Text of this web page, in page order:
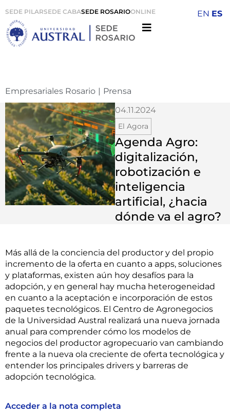
SEDE PILARSEDE CABASEDE ROSARIOONLINE
Empresariales Rosario | Prensa
04.11.2024
El Agora
Agenda Agro:
digitalización,
robotización e
inteligencia
artificial, ¿hacia
dónde va el agro?
Más allá de la conciencia del productor y del propio
incremento de la oferta en cuanto a apps, soluciones
y plataformas, existen aún hoy desafíos para la
adopción, y en general hay mucha heterogeneidad
en cuanto a la aceptación e incorporación de estos
paquetes tecnológicos. El Centro de Agronegocios
de la Universidad Austral realizará una nueva jornada
anual para comprender cómo los modelos de
negocios del productor agropecuario van cambiando
frente a la nueva ola creciente de oferta tecnológica y
entender los principales drivers y barreras de
adopción tecnológica.
Acceder a la nota completa
EN ES